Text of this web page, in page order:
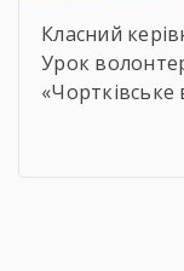
Класний
Урок
урок